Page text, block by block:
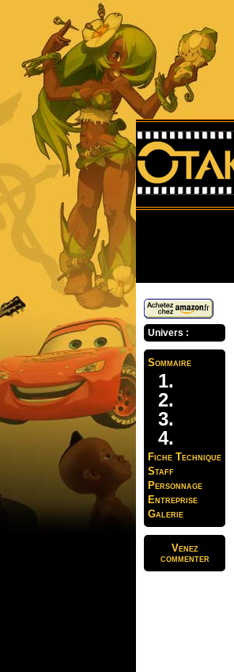
Univers :
Sommaire
Fiche Technique
Staff
Personnage
Entreprise
Galerie
Venez
commenter